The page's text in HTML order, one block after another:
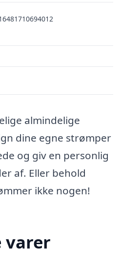
almindelige
dine egne strømper
og giv en personlig
af. Eller behold
ikke nogen!
varer